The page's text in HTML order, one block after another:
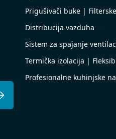
Prigušivači buke |
Distribucija vazduha
Sistem za spajanje
Termička izolacija |
Profesionalne kuhinjske